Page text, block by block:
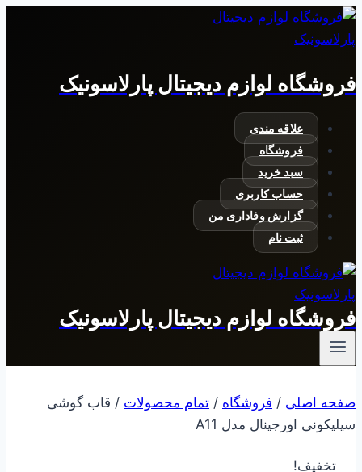
بازگشت
به
فروشگاه لوازم دیجیتال پارلاسونیک
علاقه مندی
فروشگاه
سبد خرید
حساب کاربری
گزارش وفاداری من
ثبت نام
فروشگاه لوازم دیجیتال پارلاسونیک
صفحه اصلی / فروشگاه / تمام محصولات / قاب گوشی
سیلیکونی اورجینال مدل A11
تخفیف!